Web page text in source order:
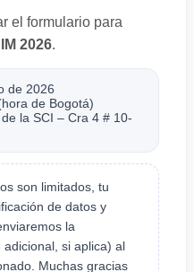
el formulario para
2026.
de 2026
de Bogotá)
la SCI – Cra 4 # 10-
son limitados, tu
de datos y
la
si aplica) al
Muchas gracias